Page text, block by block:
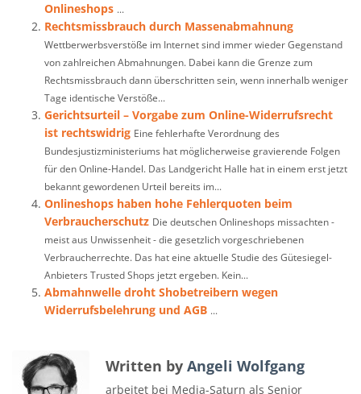
Onlineshops ...
Rechtsmissbrauch durch Massenabmahnung
Wettberwerbsverstöße im Internet sind immer wieder Gegenstand
von zahlreichen Abmahnungen. Dabei kann die Grenze zum
Rechtsmissbrauch dann überschritten sein, wenn innerhalb weniger
Tage identische Verstöße...
Gerichtsurteil – Vorgabe zum Online-Widerrufsrecht
ist rechtswidrig Eine fehlerhafte Verordnung des
Bundesjustizministeriums hat möglicherweise gravierende Folgen
für den Online-Handel. Das Landgericht Halle hat in einem erst jetzt
bekannt gewordenen Urteil bereits im...
Onlineshops haben hohe Fehlerquoten beim
Verbraucherschutz Die deutschen Onlineshops missachten -
meist aus Unwissenheit - die gesetzlich vorgeschriebenen
Verbraucherrechte. Das hat eine aktuelle Studie des Gütesiegel-
Anbieters Trusted Shops jetzt ergeben. Kein...
Abmahnwelle droht Shobetreibern wegen
Widerrufsbelehrung und AGB ...
Written by Angeli Wolfgang
arbeitet bei Media-Saturn als Senior